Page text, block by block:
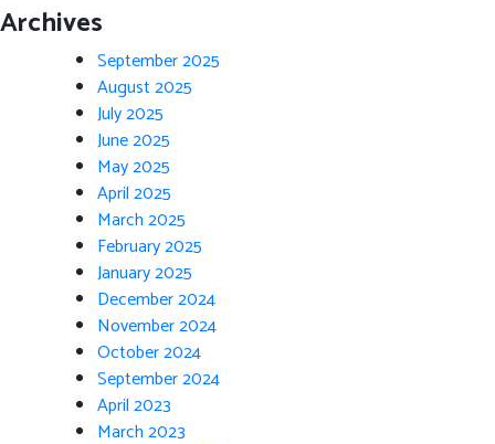
Archives
September 2025
August 2025
July 2025
June 2025
May 2025
April 2025
March 2025
February 2025
January 2025
December 2024
November 2024
October 2024
September 2024
April 2023
March 2023